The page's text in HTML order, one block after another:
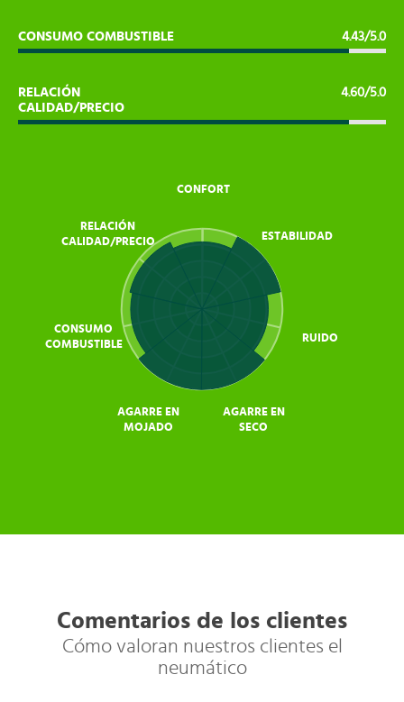
CONSUMO COMBUSTIBLE 4.43/5.0
RELACIÓN
CALIDAD/PRECIO
4.60/5.0
CONFORT
ESTABILIDAD
RUIDO
AGARRE EN
SECO
AGARRE EN
MOJADO
CONSUMO
COMBUSTIBLE
RELACIÓN
CALIDAD/PRECIO
Comentarios de los clientes
Cómo valoran nuestros clientes el
neumático